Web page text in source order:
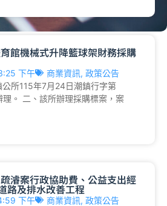
館機械式升降籃球架財務採購
下午 商業資訊, 政策公告
所115年7月24日潮鎮行字第
。 二、該所辦理採購標案，案
濬案行政協助費、公益支出經
路及排水改善工程
下午 商業資訊, 政策公告